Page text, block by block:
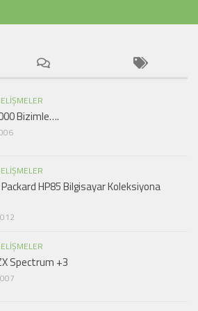
Bizimle….
HP85 Bilgisayar Koleksiyona
Spectrum +3